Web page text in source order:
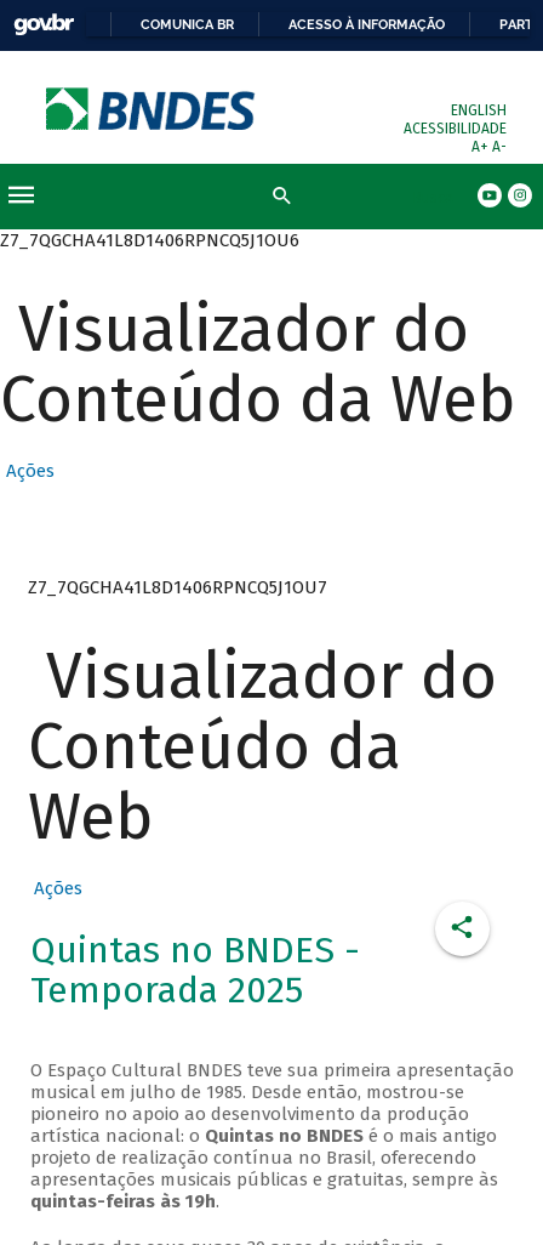
COMUNICA BR ACESSO À INFORMAÇÃO
ENGLISH
ACESSIBILIDADE
A+ A-
Z7_7QGCHA41L8D1406RPNCQ5J1OU6
Visualizador do
Conteúdo da Web
Ações
Z7_7QGCHA41L8D1406RPNCQ5J1OU7
Visualizador do
Conteúdo da
Web
Ações
Quintas no BNDES -
Temporada 2025
O Espaço Cultural BNDES teve sua primeira apresentação
musical em julho de 1985. Desde então, mostrou-se
pioneiro no apoio ao desenvolvimento da produção
artística nacional: o Quintas no BNDESé o mais antigo
projeto de realização contínua no Brasil, oferecendo
apresentações musicais públicas e gratuitas, sempre às
quintas-feiras às 19h.